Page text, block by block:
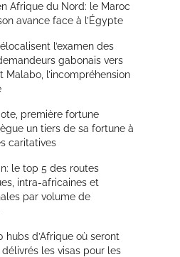
Afrique du Nord: le Maroc
avance face à l’Égypte
l’examen des
gabonais vers
Malabo, l’incompréhension
première fortune
un tiers de sa fortune à
caritatives
le top 5 des routes
intra-africaines et
par volume de
hubs d’Afrique où seront
les visas pour les